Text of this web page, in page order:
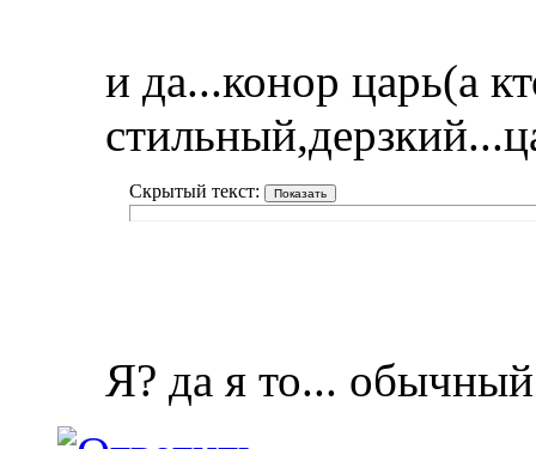
и да...конор царь(а
Скрытый текст:
Я? да я то...